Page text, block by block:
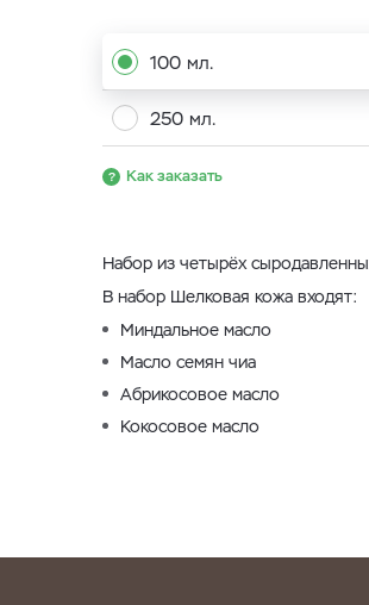
100 мл.
250 мл.
Как заказать
Набор из четырёх
В набор Шелковая кожа входят:
Миндальное масло
Масло семян чиа
Абрикосовое масло
Кокосовое масло